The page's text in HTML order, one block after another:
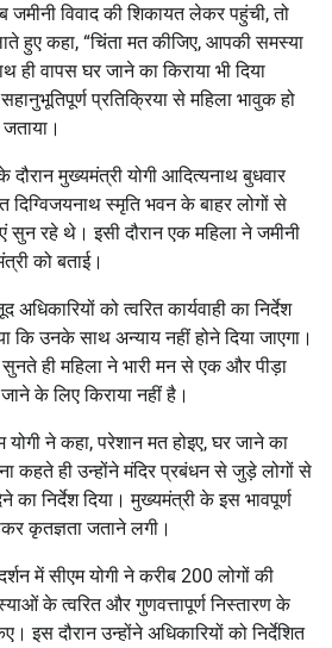
जमीनी विवाद की शिकायत लेकर पहुंची, तो
हुए कहा, “चिंता मत कीजिए, आपकी समस्या
ही वापस घर जाने का किराया भी दिया
प्रतिक्रिया से महिला भावुक हो
मुख्यमंत्री योगी आदित्यनाथ बुधवार
स्मृति भवन के बाहर लोगों से
रहे थे। इसी दौरान एक महिला ने जमीनी
को बताई।
को त्वरित कार्यवाही का निर्देश
कि उनके साथ अन्याय नहीं होने दिया जाएगा।
ही महिला ने भारी मन से एक और पीड़ा
के लिए किराया नहीं है।
ने कहा, परेशान मत होइए, घर जाने का
कहते ही उन्होंने मंदिर प्रबंधन से जुड़े लोगों से
का निर्देश दिया। मुख्यमंत्री के इस भावपूर्ण
कृतज्ञता जताने लगी।
में सीएम योगी ने करीब 200 लोगों की
के त्वरित और गुणवत्तापूर्ण निस्तारण के
इस दौरान उन्होंने अधिकारियों को निर्देशित